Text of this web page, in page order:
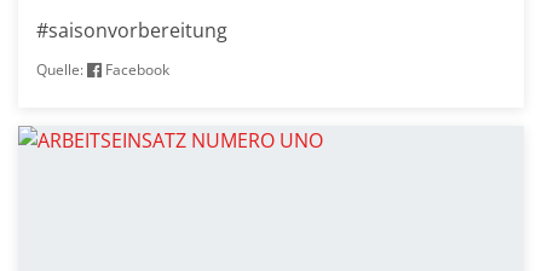
#saisonvorbereitung
Quelle: Facebook